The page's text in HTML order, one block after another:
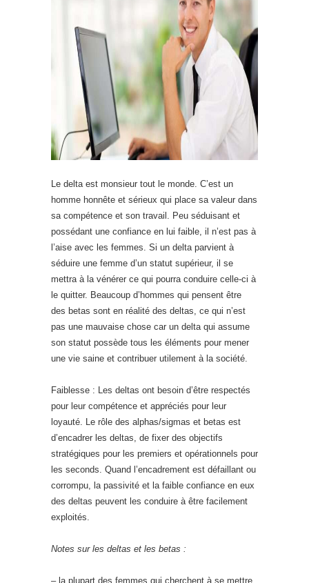
Le delta est monsieur tout le monde. C’est un
homme honnête et sérieux qui place sa valeur dans
sa compétence et son travail. Peu séduisant et
possédant une confiance en lui faible, il n’est pas à
l’aise avec les femmes. Si un delta parvient à
séduire une femme d’un statut supérieur, il se
mettra à la vénérer ce qui pourra conduire celle-ci à
le quitter. Beaucoup d’hommes qui pensent être
des betas sont en réalité des deltas, ce qui n’est
pas une mauvaise chose car un delta qui assume
son statut possède tous les éléments pour mener
une vie saine et contribuer utilement à la société.
Faiblesse : Les deltas ont besoin d’être respectés
pour leur compétence et appréciés pour leur
loyauté. Le rôle des alphas/sigmas et betas est
d’encadrer les deltas, de fixer des objectifs
stratégiques pour les premiers et opérationnels pour
les seconds. Quand l’encadrement est défaillant ou
corrompu, la passivité et la faible confiance en eux
des deltas peuvent les conduire à être facilement
exploités.
Notes sur les deltas et les betas :
– la plupart des femmes qui cherchent à se mettre